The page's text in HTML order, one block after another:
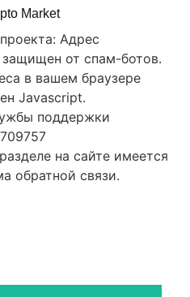
Market
Адрес
от спам-ботов.
в вашем браузере
Javascript.
поддержки
на сайте имеется
обратной связи.